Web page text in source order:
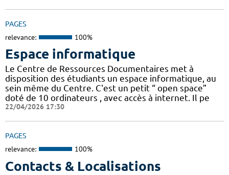
PAGES
relevance: 100%
Espace informatique
Le Centre de Ressources Documentaires met à
disposition des étudiants un espace informatique, au
sein même du Centre. C'est un petit “ open space”
doté de 10 ordinateurs , avec accès à internet. Il pe
22/04/2026 17:30
PAGES
relevance: 100%
Contacts & Localisations